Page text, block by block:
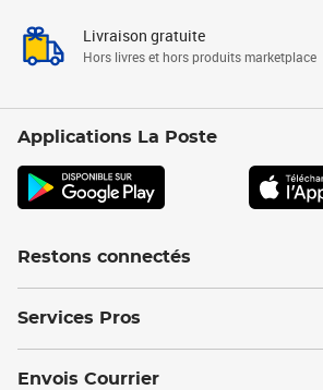
Livraison gratuite
Hors livres et hors produits marketplace
Applications La Poste
Restons connectés
Services Pros
Envois Courrier